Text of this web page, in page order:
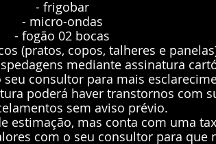
- frigobar
- micro-ondas
- fogão 02 bocas
(pratos, copos, talheres e
mediante assinatura
seu consultor para mais
poderá haver transtornos com
sem aviso prévio.
estimação, mas conta com uma
com o seu consultor para